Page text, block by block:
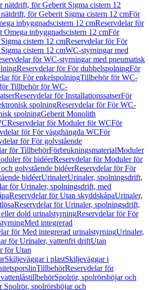
nätdrift, för Geberit Sigma cistern 12
för Geberit Sigma cistern 12 cmFör
inbyggnadscistern 12 cmReservdelar för
inbyggnadscistern 12 cmFör
cistern 12 cmReservdelar för För
cistern 12 cmWC-styrningar med
för WC-styrningar med pneumatisk
Reservdelar för För dubbelspolningFör
för För enkelspolningTillbehör för WC-
Tillbehör för WC-
Reservdelar för InstallationssatserFör
spolningReservdelar för För WC-
spolningGeberit Monolith
Reservdelar för Moduler för WCFör
för För vägghängda WCFör
för För golvstående
för TillbehörFörbrukningsmaterialModuler
för bidéerReservdelar för Moduler för
golvstående bidéerReservdelar för För
bidéerUrinalerUrinaler, spolningsdrift,
för Urinaler, spolningsdrift, med
Reservdelar för Utan skyddskåpaUrinaler,
Reservdelar för Urinaler, spolningsdrift,
dold urinalstyrningReservdelar för För
Med integrerad
för Med integrerad urinalstyrningUrinaler,
för Urinaler, vattenfri driftUtan
för Utan
Skiljeväggar i plastSkiljeväggar i
TillbehörReservdelar för
Spolrör, spolrörsböjar och
Spolrör, spolrörsböjar och